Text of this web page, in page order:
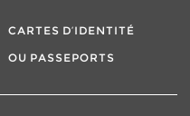
CARTES D’IDENTITÉ
OU PASSEPORTS